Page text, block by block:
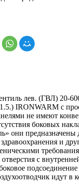
лев. (ГВЛ) 20-
IRONWARM с
не имеют
боковых
они предназначены
и
с
подсоединение
идут в